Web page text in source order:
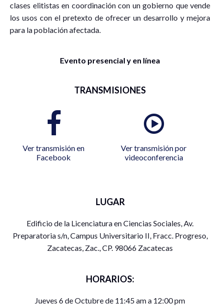
clases elitistas en coordinación con un gobierno que vende
los usos con el pretexto de ofrecer un desarrollo y mejora
para la población afectada.
Evento presencial y en línea
TRANSMISIONES
Ver transmisión en
Facebook
Ver transmisión por
videoconferencia
LUGAR
Edificio de la Licenciatura en Ciencias Sociales, Av.
Preparatoria s/n, Campus Universitario II, Fracc. Progreso,
Zacatecas, Zac., CP. 98066 Zacatecas
HORARIOS:
Jueves 6 de Octubre de 11:45 am a 12:00 pm